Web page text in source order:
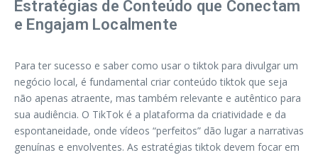
Estratégias de Conteúdo que Conectam
e Engajam Localmente
Para ter sucesso e saber como usar o tiktok para divulgar um
negócio local, é fundamental criar conteúdo tiktok que seja
não apenas atraente, mas também relevante e autêntico para
sua audiência. O TikTok é a plataforma da criatividade e da
espontaneidade, onde vídeos “perfeitos” dão lugar a narrativas
genuínas e envolventes. As estratégias tiktok devem focar em